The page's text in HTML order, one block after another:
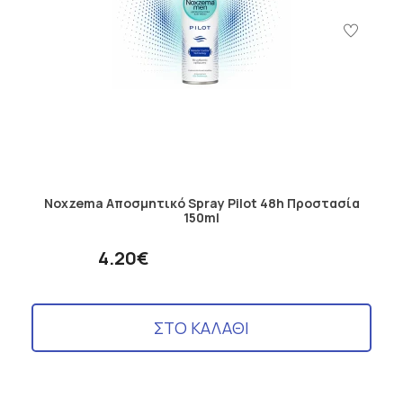
Noxzema Αποσμητικό Spray Pilot 48h Προστασία
150ml
4.20€
ΣΤΟ ΚΑΛΑΘΙ